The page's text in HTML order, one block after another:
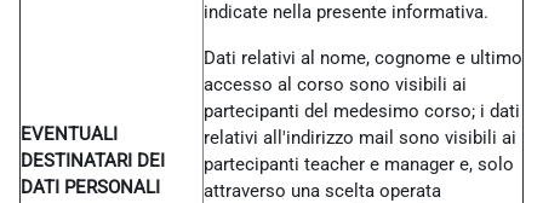
EVENTUALI
DESTINATARI DEI
DATI PERSONALI
indicate nella presente informativa.
Dati relativi al nome, cognome e ultimo
accesso al corso sono visibili ai
partecipanti del medesimo corso; i dati
relativi all'indirizzo mail sono visibili ai
partecipanti teacher e manager e, solo
attraverso una scelta operata